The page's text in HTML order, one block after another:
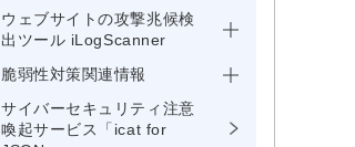
ウェブサイトの攻撃兆候検
出ツール iLogScanner
脆弱性対策関連情報
サイバーセキュリティ注意
喚起サービス「icat for